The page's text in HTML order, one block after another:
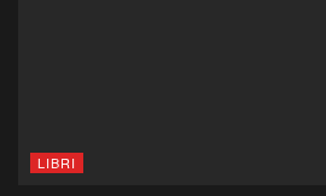
LIBRI